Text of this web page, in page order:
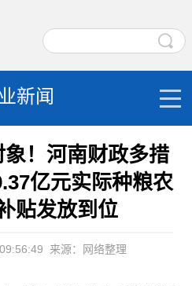
新闻
！河南财政多措
亿元实际种粮农
贴发放到位
来源：网络整理